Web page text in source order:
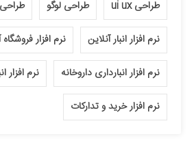
طراحی ui ux طراحی لوگو
نرم افزار انبار آنلاین نرم افزار فروشگاه
نرم افزار انبارداری داروخانه نرم افزار
نرم افزار خرید و تدارکات